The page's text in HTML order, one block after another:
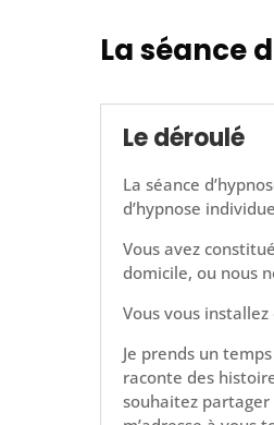
La séance
Le déroulé
La séance
d’hypnose
Vous avez
domicile, ou nous
Vous vous
Je prends un
raconte des
souhaitez partager